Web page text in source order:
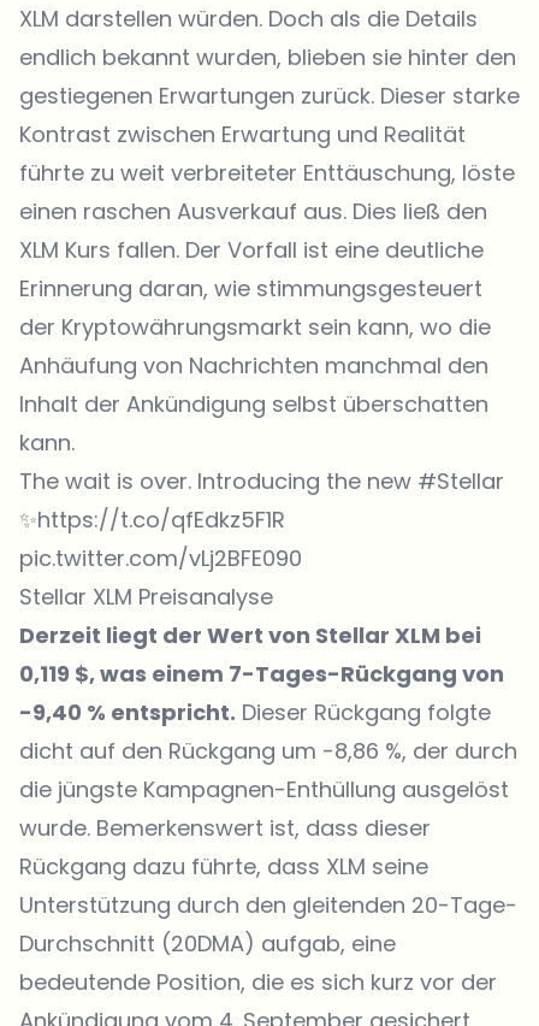
XLM darstellen würden. Doch als die Details
endlich bekannt wurden, blieben sie hinter den
gestiegenen Erwartungen zurück. Dieser starke
Kontrast zwischen Erwartung und Realität
führte zu weit verbreiteter Enttäuschung, löste
einen raschen Ausverkauf aus. Dies ließ den
XLM Kurs fallen. Der Vorfall ist eine deutliche
Erinnerung daran, wie stimmungsgesteuert
der Kryptowährungsmarkt sein kann, wo die
Anhäufung von Nachrichten manchmal den
Inhalt der Ankündigung selbst überschatten
kann.
The wait is over. Introducing the new #Stellar
✨https://t.co/qfEdkz5F1R
pic.twitter.com/vLj2BFE090
Stellar XLM Preisanalyse
Derzeit liegt der Wert von Stellar XLM bei
0,119 $, was einem 7-Tages-Rückgang von
-9,40 % entspricht. Dieser Rückgang folgte
dicht auf den Rückgang um -8,86 %, der durch
die jüngste Kampagnen-Enthüllung ausgelöst
wurde. Bemerkenswert ist, dass dieser
Rückgang dazu führte, dass XLM seine
Unterstützung durch den gleitenden 20-Tage-
Durchschnitt (20DMA) aufgab, eine
bedeutende Position, die es sich kurz vor der